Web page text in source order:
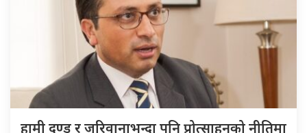
हामी दण्ड र जरिवानाभन्दा पनि प्रोत्साहनको नीतिमा